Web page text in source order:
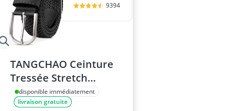
9394
TANGCHAO Ceinture
Tressée Stretch
Unisexe Noir 105
disponible immédiatement
livraison gratuite